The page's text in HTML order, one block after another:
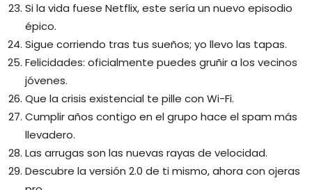
Si la vida fuese Netflix, este sería un nuevo episodio
épico.
Sigue corriendo tras tus sueños; yo llevo las tapas.
Felicidades: oficialmente puedes gruñir a los vecinos
jóvenes.
Que la crisis existencial te pille con Wi-Fi.
Cumplir años contigo en el grupo hace el spam más
llevadero.
Las arrugas son las nuevas rayas de velocidad.
Descubre la versión 2.0 de ti mismo, ahora con ojeras